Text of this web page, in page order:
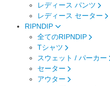
レディース パンツ
レディース セーター
RIPNDIP
全てのRIPNDIP
Tシャツ
スウェット / パーカー
セーター
アウター